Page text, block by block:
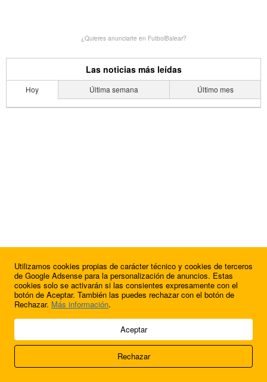
¿Quieres anunciarte en FutbolBalear?
Las noticias más leídas
Hoy Última semana Último mes
© 2009 - 2026 Soluciones Corporativas IP, SL.
Acerca de nosotros
FútbolBalear
Utilizamos cookies propias de carácter técnico y cookies de terceros
de Google Adsense para la personalización de anuncios. Estas
cookies solo se activarán si las consientes expresamente con el
botón de Aceptar. También las puedes rechazar con el botón de
Rechazar. Más información.
Aceptar
Rechazar